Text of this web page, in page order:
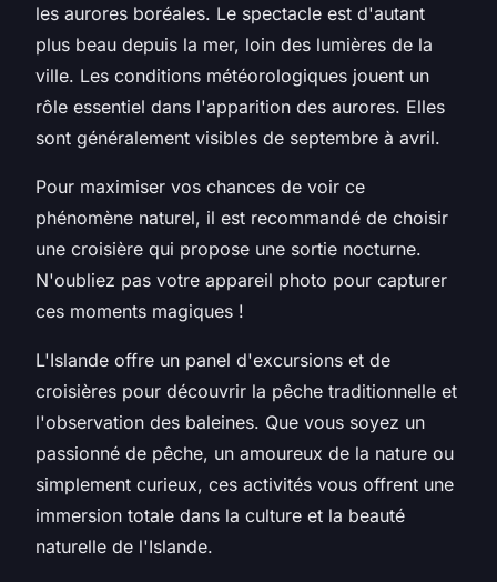
les aurores boréales. Le spectacle est d'autant
plus beau depuis la mer, loin des lumières de la
ville. Les conditions météorologiques jouent un
rôle essentiel dans l'apparition des aurores. Elles
sont généralement visibles de septembre à avril.
Pour maximiser vos chances de voir ce
phénomène naturel, il est recommandé de choisir
une croisière qui propose une sortie nocturne.
N'oubliez pas votre appareil photo pour capturer
ces moments magiques !
L'Islande offre un panel d'excursions et de
croisières pour découvrir la pêche traditionnelle et
l'observation des baleines. Que vous soyez un
passionné de pêche, un amoureux de la nature ou
simplement curieux, ces activités vous offrent une
immersion totale dans la culture et la beauté
naturelle de l'Islande.